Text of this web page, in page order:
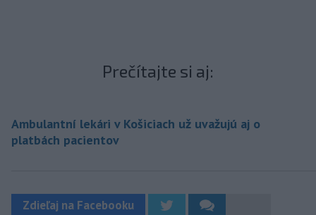
Prečítajte si aj:
Ambulantní lekári v Košiciach už uvažujú aj o
platbách pacientov
Zdieľaj na Facebooku